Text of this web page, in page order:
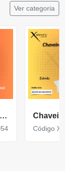
Ver categoria
Chaveiro Anti Stress Bola Vinil Baseball Personalizado XMBB-1054
Código